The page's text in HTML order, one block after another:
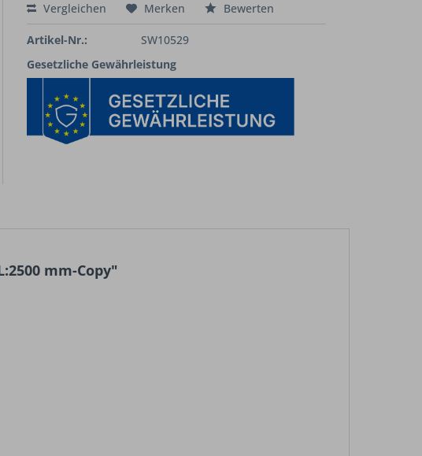
Vergleichen Merken Bewerten
Artikel-Nr.:
SW10529
Gesetzliche Gewährleistung
mm-Copy"